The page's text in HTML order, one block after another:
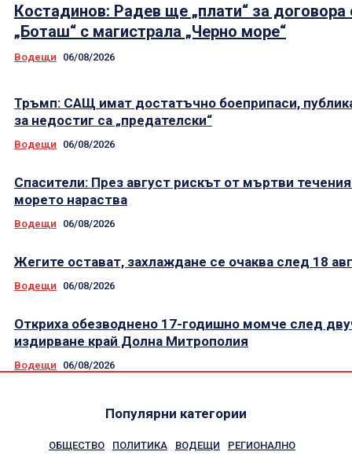
Костадинов: Радев ще „плати“ за договора
„Боташ“ с магистрала „Черно море“
Водещи 06/08/2026
Тръмп: САЩ имат достатъчно боеприпаси,
за недостиг са „предателски“
Водещи 06/08/2026
Спасители: През август рискът от мъртви
морето нараства
Водещи 06/08/2026
Жегите остават, захлаждане се очаква след 18
Водещи 06/08/2026
Откриха обезводнено 17-годишно момче след
издирване край Долна Митрополия
Водещи 06/08/2026
Популярни категории
ОБЩЕСТВО ПОЛИТИКА ВОДЕЩИ РЕГИОНАЛНО